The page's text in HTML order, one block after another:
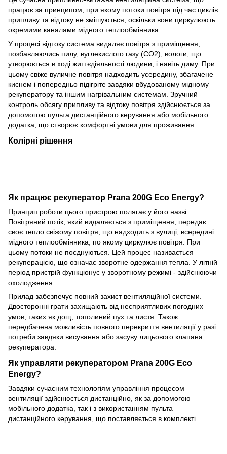
працює за принципом, при якому потоки повітря під час циклів
припливу та відтоку не змішуються, оскільки вони циркулюють
окремими каналами мідного теплообмінника.
У процесі відтоку система видаляє повітря з приміщення,
позбавляючись пилу, вуглекислого газу (CO2), вологи, що
утворюється в ході життєдіяльності людини, і навіть диму. При
цьому свіже вуличне повітря надходить усередину, збагачене
киснем і попередньо підігріте завдяки вбудованому мідному
рекуператору та іншим нагрівальним системам. Зручний
контроль обсягу припливу та відтоку повітря здійснюється за
допомогою пульта дистанційного керування або мобільного
додатка, що створює комфортні умови для проживання.
Колірні рішення
Як працює рекуператор Prana 200G Eco Energy?
Принцип роботи цього пристрою полягає у його назві.
Повітряний потік, який видаляється з приміщення, передає
своє тепло свіжому повітря, що надходить з вулиці, всередині
мідного теплообмінника, по якому циркулює повітря. При
цьому потоки не поєднуються. Цей процес називається
рекуперацією, що означає зворотне одержання тепла. У літній
період пристрій функціонує у зворотному режимі - здійснюючи
охолодження.
Прилад забезпечує повний захист вентиляційної системи.
Двосторонні грати захищають від несприятливих погодних
умов, таких як дощ, тополиний пух та листя. Також
передбачена можливість повного перекриття вентиляції у разі
потреби завдяки висування або засуву лицьового клапана
рекуператора.
Як управляти рекуператором Prana 200G Eco
Energy?
Завдяки сучасним технологіям управління процесом
вентиляції здійснюється дистанційно, як за допомогою
мобільного додатка, так і з використанням пульта
дистанційного керування, що поставляється в комплекті.